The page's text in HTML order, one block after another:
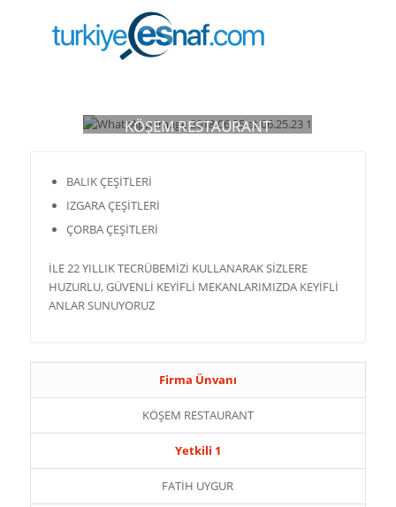
KÖŞEM RESTAURANT
BALIK ÇEŞİTLERİ
IZGARA ÇEŞİTLERİ
ÇORBA ÇEŞİTLERİ
İLE 22 YILLIK TECRÜBEMİZİ KULLANARAK SİZLERE
HUZURLU, GÜVENLİ KEYİFLİ MEKANLARIMIZDA KEYİFLİ
ANLAR SUNUYORUZ
Firma Ünvanı
KÖŞEM RESTAURANT
Yetkili 1
FATİH UYGUR